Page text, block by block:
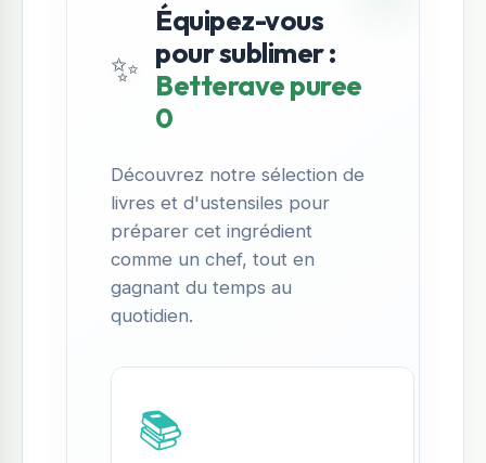
✨
Équipez-vous
pour sublimer :
Betterave puree
0
Découvrez notre sélection de
livres et d'ustensiles pour
préparer cet ingrédient
comme un chef, tout en
gagnant du temps au
quotidien.
📚